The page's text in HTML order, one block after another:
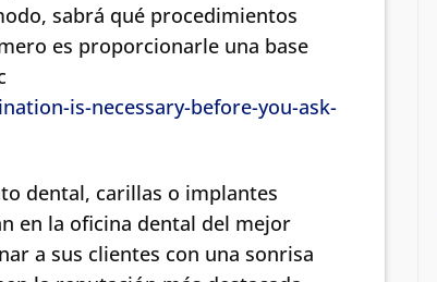
sabrá qué procedimientos
es proporcionarle una base
is-necessary-before-you-ask-
dental, carillas o implantes
en la oficina dental del mejor
a sus clientes con una sonrisa